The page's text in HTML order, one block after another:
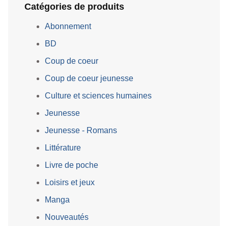
Catégories de produits
Abonnement
BD
Coup de coeur
Coup de coeur jeunesse
Culture et sciences humaines
Jeunesse
Jeunesse - Romans
Littérature
Livre de poche
Loisirs et jeux
Manga
Nouveautés